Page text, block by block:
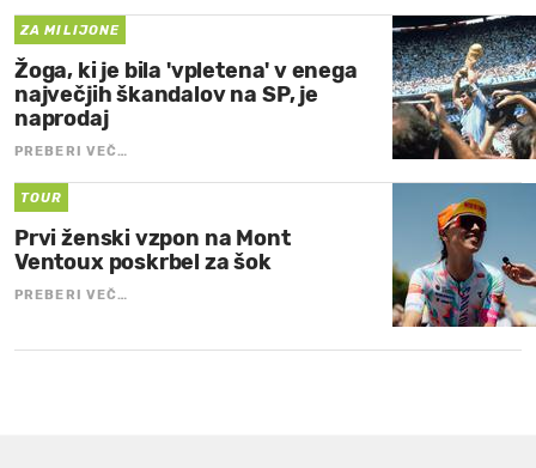
ZA MILIJONE
Žoga, ki je bila 'vpletena' v enega
največjih škandalov na SP, je
naprodaj
PREBERI VEČ…
TOUR
Prvi ženski vzpon na Mont
Ventoux poskrbel za šok
PREBERI VEČ…